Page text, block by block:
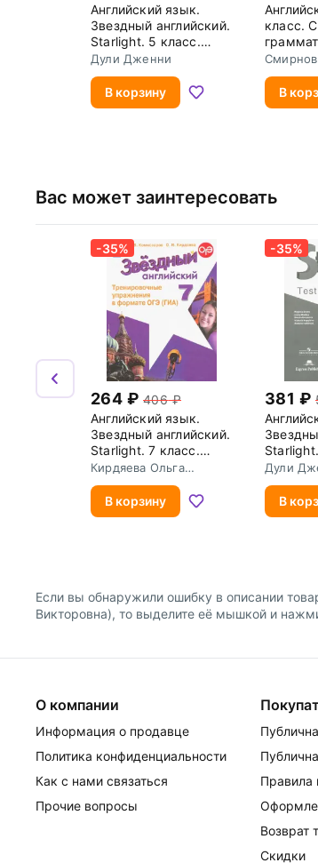
Английский язык.
Звездный английский.
Starlight. 5 класс.
Рабочая тетрадь.
ФГОС
Дули Дженни
В корзину
класс.
В
Вас может заинтересовать
-35%
264
406
Английский язык.
Звездный английский.
Starlight. 7 класс.
Тренировочные
упражнения в
формате ОГЭ (ГИА)
Кирдяева Ольга
В корзину
-35%
381
Дули
В
Если вы обнаружили ошибку в описании
Викторовна), то выделите её мышкой и
О компании
Информация о продавце
Политика конфиденциальности
Как с нами связаться
Прочие вопросы
Правила
Возврат
Скидки